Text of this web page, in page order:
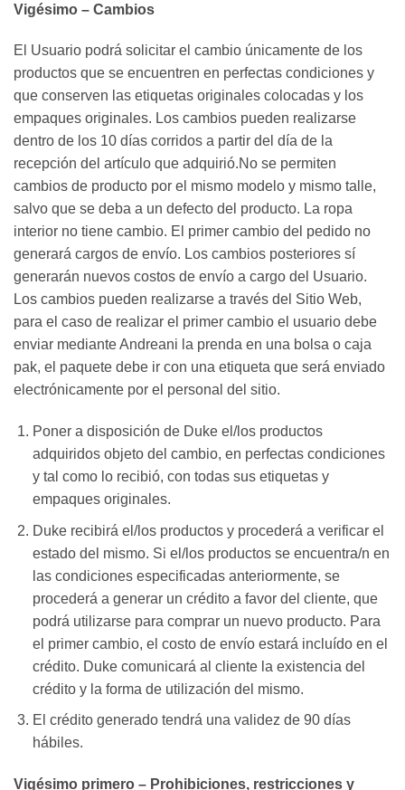
Vigésimo – Cambios
El Usuario podrá solicitar el cambio únicamente de los
productos que se encuentren en perfectas condiciones y
que conserven las etiquetas originales colocadas y los
empaques originales. Los cambios pueden realizarse
dentro de los 10 días corridos a partir del día de la
recepción del artículo que adquirió.No se permiten
cambios de producto por el mismo modelo y mismo talle,
salvo que se deba a un defecto del producto. La ropa
interior no tiene cambio. El primer cambio del pedido no
generará cargos de envío. Los cambios posteriores sí
generarán nuevos costos de envío a cargo del Usuario.
Los cambios pueden realizarse a través del Sitio Web,
para el caso de realizar el primer cambio el usuario debe
enviar mediante Andreani la prenda en una bolsa o caja
pak, el paquete debe ir con una etiqueta que será enviado
electrónicamente por el personal del sitio.
Poner a disposición de Duke el/los productos
adquiridos objeto del cambio, en perfectas condiciones
y tal como lo recibió, con todas sus etiquetas y
empaques originales.
Duke recibirá el/los productos y procederá a verificar el
estado del mismo. Si el/los productos se encuentra/n en
las condiciones especificadas anteriormente, se
procederá a generar un crédito a favor del cliente, que
podrá utilizarse para comprar un nuevo producto. Para
el primer cambio, el costo de envío estará incluído en el
crédito. Duke comunicará al cliente la existencia del
crédito y la forma de utilización del mismo.
El crédito generado tendrá una validez de 90 días
hábiles.
Vigésimo primero – Prohibiciones, restricciones y